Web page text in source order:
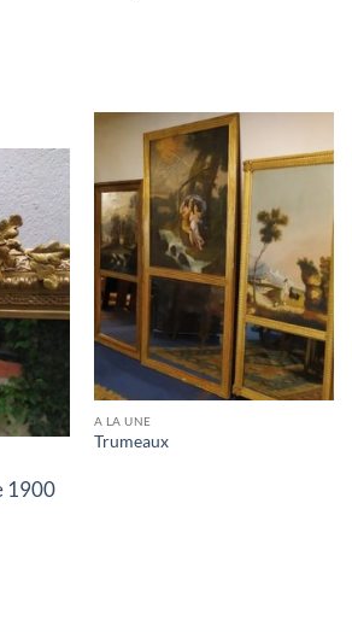
1900
A LA UNE
Trumeaux